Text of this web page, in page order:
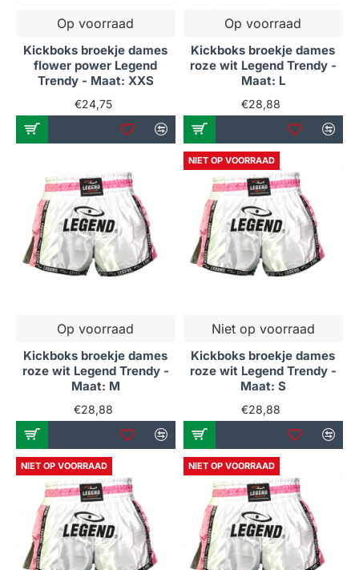
Op voorraad
Kickboks broekje dames
flower power Legend
Trendy - Maat: XXS
€24,75
Op voorraad
Kickboks broekje dames
roze wit Legend Trendy -
Maat: L
€28,88
Op voorraad
Kickboks broekje dames
roze wit Legend Trendy -
Maat: M
€28,88
NIET OP VOORRAAD
Niet op voorraad
Kickboks broekje dames
roze wit Legend Trendy -
Maat: S
€28,88
NIET OP VOORRAAD NIET OP VOORRAAD